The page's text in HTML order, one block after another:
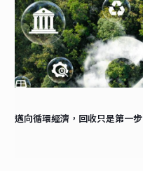
邁向循環經濟，回收只是第一步